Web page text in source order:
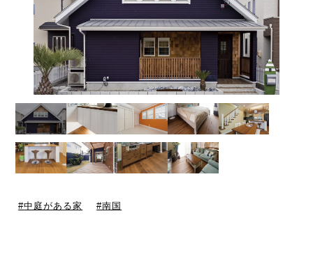
中庭がある家 南国